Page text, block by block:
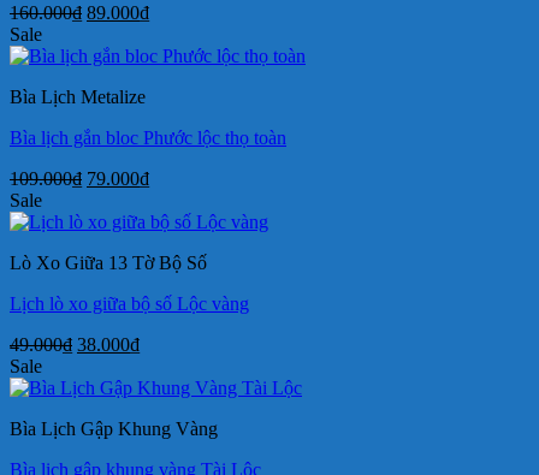
160.000₫ Giá
là:
89.000₫Giá
tại
Sale
Bìa Lịch Metalize
Bìa lịch gắn bloc Phước lộc thọ toàn
109.000₫ Giá
là:
79.000₫Giá
tại
79.000₫.
Sale
Lò Xo Giữa 13 Tờ Bộ Số
Lịch lò xo giữa bộ số Lộc vàng
49.000₫ Giá
là:
38.000₫Giá
tại
38.000₫.
Sale
Bìa Lịch Gập Khung Vàng
Bìa lịch gập khung vàng Tài Lộc